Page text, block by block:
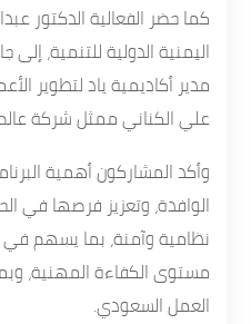
كما حضر الفعالية الدكتور
اليمنية الدولية للتنمية،
مدير أكاديمية ياد لتطوير
علي الكناني ممثل شركة عالم
وأكد المشاركون أهمية
الوافدة، وتعزيز فرصها
نظامية وآمنة، بما يسهم
مستوى الكفاءة المهنية،
العمل السعودي.